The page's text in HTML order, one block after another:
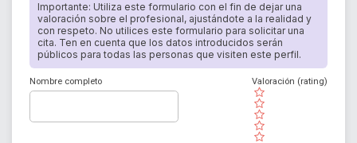
Importante: Utiliza este formulario con el fin de dejar una
valoración sobre el profesional, ajustándote a la realidad y
con respeto. No utilices este formulario para solicitar una
cita. Ten en cuenta que los datos introducidos serán
públicos para todas las personas que visiten este perfil.
Nombre completo
( )
( )
( )
( )
( )
Valoración (rating)